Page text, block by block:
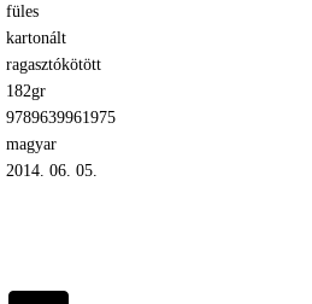
füles
kartonált
ragasztókötött
182gr
9789639961975
magyar
2014. 06. 05.